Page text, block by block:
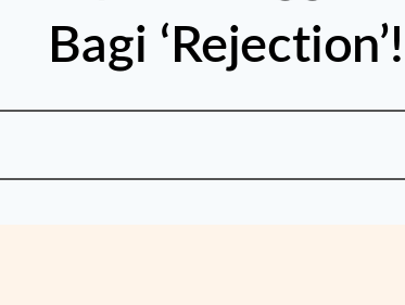
Bagi ‘Rejection’!